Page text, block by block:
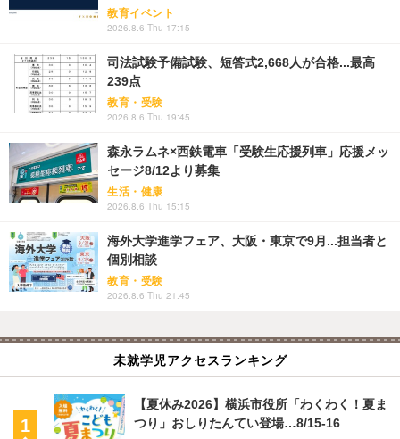
教育イベント
2026.8.6 Thu 17:15
司法試験予備試験、短答式2,668人が合格...最高
239点
教育・受験
2026.8.6 Thu 19:45
森永ラムネ×西鉄電車「受験生応援列車」応援メッ
セージ8/12より募集
生活・健康
2026.8.6 Thu 15:15
海外大学進学フェア、大阪・東京で9月...担当者と
個別相談
教育・受験
2026.8.6 Thu 21:45
未就学児アクセスランキング
【夏休み2026】横浜市役所「わくわく！夏ま
つり」おしりたんてい登場…8/15-16